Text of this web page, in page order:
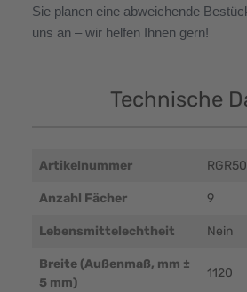
Sie planen eine abweichende
uns an – wir helfen Ihnen gern!
Technische
Artikelnummer
Anzahl Fächer 9
Lebensmittelechtheit Nein
Breite (Außenmaß, mm ±
5 mm)
1120